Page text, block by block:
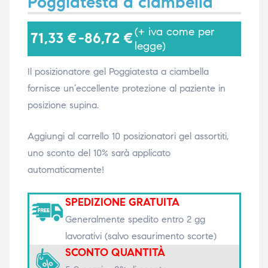
71,33 €-86,72 €(+ iva come per
legge)
Il posizionatore gel Poggiatesta a ciambella
fornisce un’eccellente protezione al paziente in
posizione supina.
Aggiungi al carrello 10 posizionatori gel assortiti,
uno sconto del 10% sarà applicato
automaticamente!
SPEDIZIONE GRATUITA
Generalmente spedito entro 2 gg
lavorativi (salvo esaurimento scorte)
SCONTO QUANTITÀ